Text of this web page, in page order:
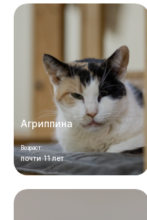
Агриппина
Возраст:
почти 11 лет